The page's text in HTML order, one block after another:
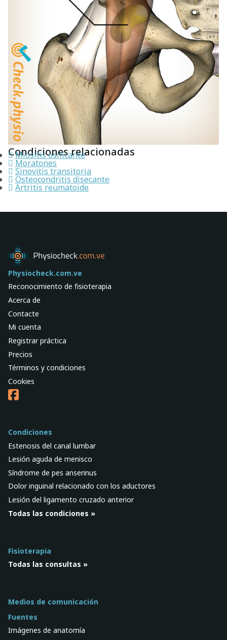
Condiciones relacionadas
Miositis osificante
Moratones
Sinovitis transitoria
Osteocondritis disecante
Artritis reumatoide
Physiocheck.com.ve
Reconocimiento de fisioterapia
Acerca de
Contacte
Mi cuenta
Registrar práctica
Precios
Términos y condiciones
Cookies
Condiciones
Estenosis del canal lumbar
Lesión aguda de menisco
Síndrome de pes anserinus
Dolor inguinal relacionado con los aductores
Lesión del ligamento cruzado anterior
Todas las condiciones »
Fisioterapia
Todas las consultas »
Medios de comunicación
Fuentes
Imágenes de anatomía